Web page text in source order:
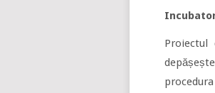
Proiectul